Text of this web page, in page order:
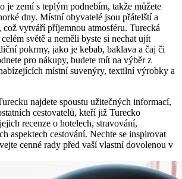
je zemí s teplým podnebím, takže můžete
dny. Místní obyvatelé jsou přátelští a
vytváří příjemnou atmosféru. Turecká
světě a neměli byste si nechat ujít
pokrmy, jako je kebab, baklava a čaj či
pro nákupy, budete mít na výběr z
místní suvenýry, textilní výrobky a
najdete spoustu užitečných informací,
cestovatelů, kteří již Turecko
recenze o hotelech, stravování,
aspektech cestování. Nechte se inspirovat
cenné rady před vaší vlastní dovolenou v